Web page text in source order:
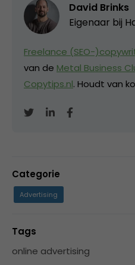
David Brinks
Eigenaar bij
Freelance (SEO-
van de Metal Business
Copytips.nl. Houdt van
Categorie
Advertising
Tags
online advertising